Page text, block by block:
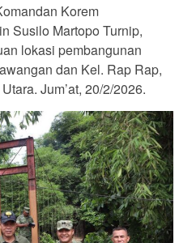
Korem
Susilo Martopo Turnip,
lokasi pembangunan
dan Kel. Rap Rap,
Jum’at, 20/2/2026.